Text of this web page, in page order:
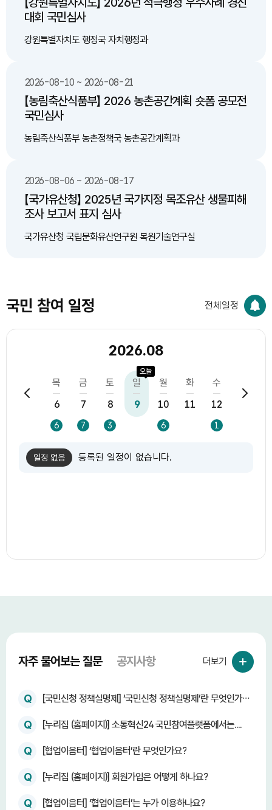
대회 국민심사
강원특별자치도 행정국 자치행정과
2026-08-10 ~ 2026-08-21
【농림축산식품부】 2026 농촌공간계획 숏폼 공모전
국민심사
농림축산식품부 농촌정책국 농촌공간계획과
2026-08-06 ~ 2026-08-17
【국가유산청】 2025년 국가지정 목조유산 생물피해
조사 보고서 표지 심사
국가유산청 국립문화유산연구원 복원기술연구실
국민 참여 일정
2026.08
목
6
6
금
7
7
토
8
3
일
9
오늘
월
10
6
화
11
수
12
1
일정 없음 등록된 일정이 없습니다.
전체일정
자주 물어보는 질문 공지사항
Q
[국민신청 정책실명제] ‘국민신청 정책실명제’란 무엇인가
Q [누리집 (홈페이지)] 소통혁신24 국민참여플랫폼에서는....
Q [협업이음터] ‘협업이음터’란 무엇인가요?
Q [누리집 (홈페이지)] 회원가입은 어떻게 하나요?
Q [협업이음터] ‘협업이음터’는 누가 이용하나요?
더보기